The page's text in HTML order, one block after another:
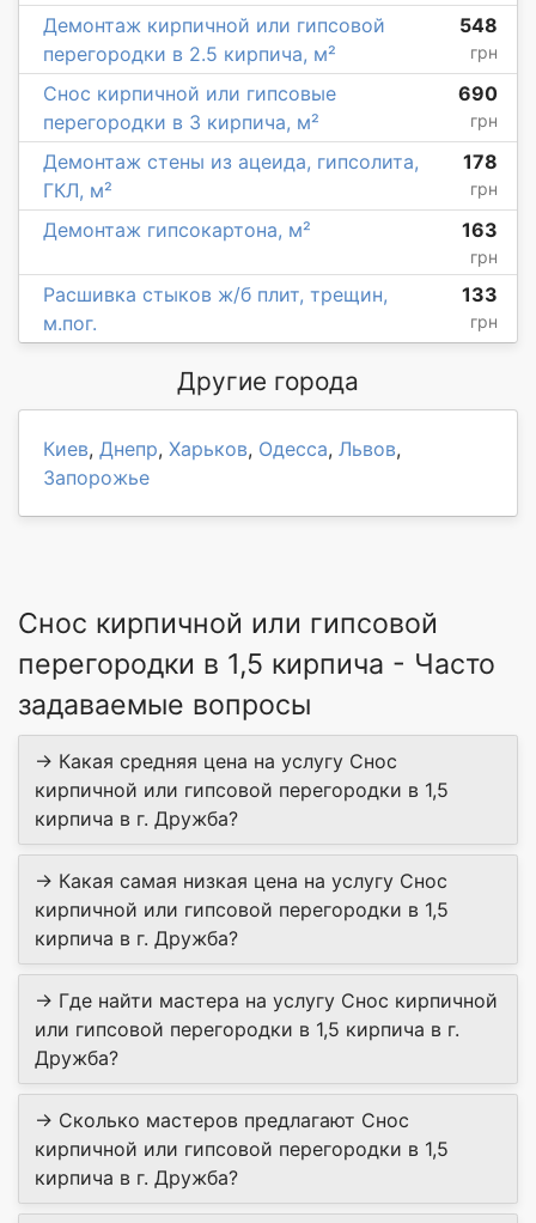
Демонтаж кирпичной или гипсовой
перегородки в 2.5 кирпича, м²
548
грн
Снос кирпичной или гипсовые
перегородки в 3 кирпича, м²
690
грн
Демонтаж стены из ацеида, гипсолита,
ГКЛ, м²
178
грн
Демонтаж гипсокартона, м² 163
грн
Расшивка стыков ж/б плит, трещин,
м.пог.
133
грн
Другие города
Киев, Днепр, Харьков, Одесса, Львов,
Запорожье
Снос кирпичной или гипсовой
перегородки в 1,5 кирпича - Часто
задаваемые вопросы
→ Какая средняя цена на услугу Снос
кирпичной или гипсовой перегородки в 1,5
кирпича в г. Дружба?
→ Какая самая низкая цена на услугу Снос
кирпичной или гипсовой перегородки в 1,5
кирпича в г. Дружба?
→ Где найти мастера на услугу Снос кирпичной
или гипсовой перегородки в 1,5 кирпича в г.
Дружба?
→ Сколько мастеров предлагают Снос
кирпичной или гипсовой перегородки в 1,5
кирпича в г. Дружба?